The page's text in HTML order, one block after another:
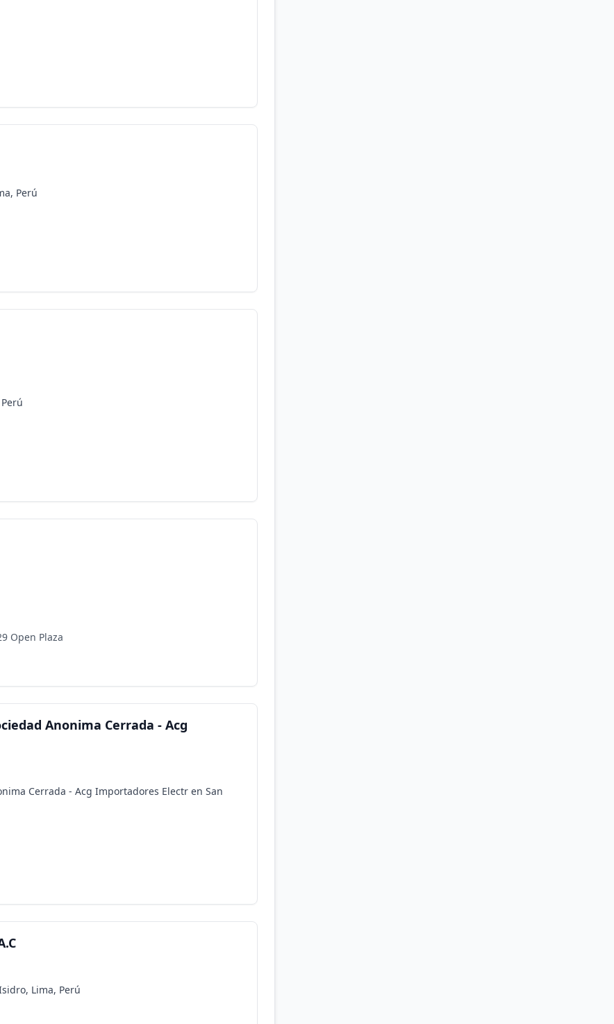
Perú
Open Plaza
Anonima Cerrada - Acg
Cerrada - Acg Importadores Electr en San
Lima, Perú